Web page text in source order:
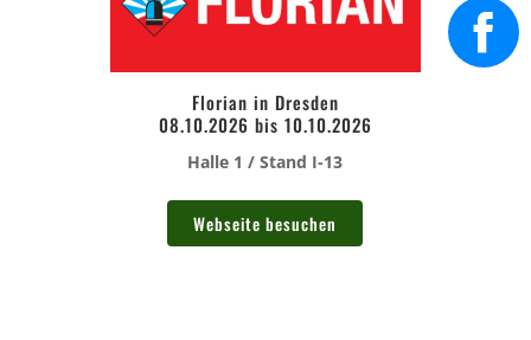
Florian in Dresden
08.10.2026 bis 10.10.2026
Halle 1 / Stand I-13
Webseite besuchen